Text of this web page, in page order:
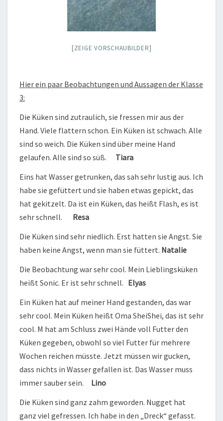
[ZEIGE VORSCHAUBILDER]
Hier ein paar Beobachtungen und Aussagen der Klasse
3:
Die Küken sind zutraulich, sie fressen mir aus der
Hand. Viele flattern schon. Ein Küken ist schwach. Alle
sind so weich. Die Küken sind über meine Hand
gelaufen. Alle sind so süß.
Tiara
Eins hat Wasser getrunken, das sah sehr lustig aus. Ich
habe sie gefüttert und sie haben etwas gepickt, das
hat gekitzelt. Da ist ein Küken, das heißt Flash, es ist
sehr schnell.
Resa
Die Küken sind sehr niedlich. Erst hatten sie Angst. Sie
haben keine Angst, wenn man sie füttert. Natalie
Die Beobachtung war sehr cool. Mein Lieblingsküken
heißt Sonic. Er ist sehr schnell. Elyas
Ein Küken hat auf meiner Hand gestanden, das war
sehr cool. Mein Küken heißt Oma SheiShei, das ist sehr
cool. M hat am Schluss zwei Hände voll Futter den
Küken gegeben, obwohl so viel Futter für mehrere
Wochen reichen müsste. Jetzt müssen wir gucken,
dass nichts in Wasser gefallen ist. Das Wasser muss
immer sauber sein.
Lino
Die Küken sind ganz zahm geworden. Nugget hat
ganz viel gefressen. Ich habe in den „Dreck“ gefasst.